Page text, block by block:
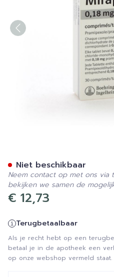
€ 12,73
Terugbetaalbaar
Als je recht hebt op een
betaal je in de apotheek een
op onze webshop vermeld staat.
Niet beschikbaar
Neem contact op met ons via
bekijken we samen de